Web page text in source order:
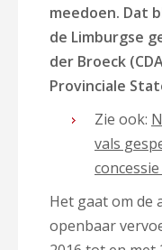
meedoen. Dat
de Limburgse
der Broeck
Provinciale
Zie ook:
vals
Het gaat om de
openbaar